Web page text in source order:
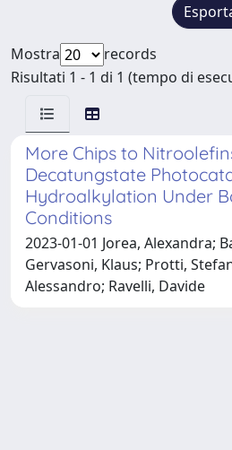
Mostra
records
Risultati 1 - 1 di 1 (tempo di
More Chips to
Decatungstate
Hydroalkylation Under
Conditions
2023-01-01 Jorea, Alexandra;
Gervasoni, Klaus; Protti,
Alessandro; Ravelli, Davide